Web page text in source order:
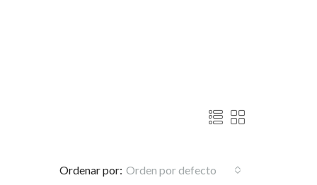
Ordenar por: Orden por defecto